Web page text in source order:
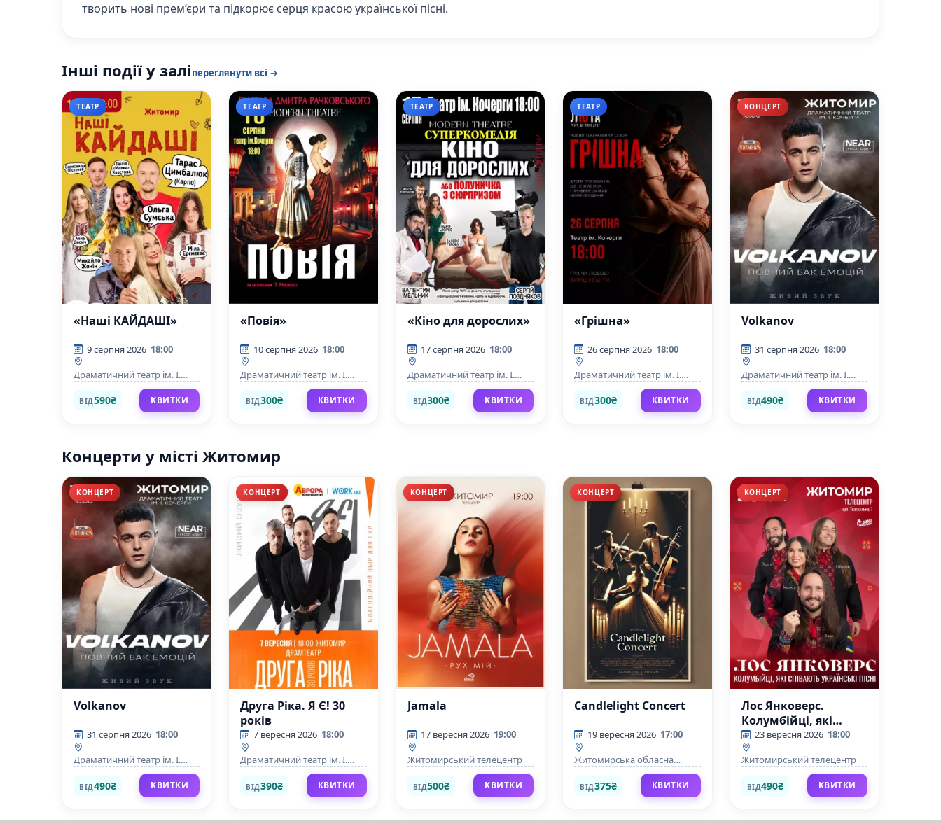
творить нові прем’єри та підкорює серця красою української пісні.
Інші події у заліпереглянути всі →
ТЕАТР
«Наші КАЙДАШІ»
9 серпня 2026 18:00
Драматичний театр ім. І.
ВІД590₴ КВИТКИ
ТЕАТР
«Повія»
10 серпня 2026 18:00
Драматичний театр ім. І.
ВІД300₴ КВИТКИ
ТЕАТР
«Кіно для дорослих»
17 серпня 2026 18:00
Драматичний театр ім. І.
ВІД300₴ КВИТКИ
ТЕАТР
«Грішна»
26 серпня 2026 18:00
Драматичний театр ім. І.
ВІД300₴ КВИТКИ
КОНЦЕРТ
Volkanov
31 серпня 2026 18:00
Драматичний театр ім. І.
ВІД490₴ КВИТКИ
Концерти у місті Житомир
КОНЦЕРТ
Volkanov
31 серпня 2026 18:00
Драматичний театр ім. І.
ВІД490₴ КВИТКИ
КОНЦЕРТ
Друга Ріка. Я Є! 30
років
7 вересня 2026 18:00
Драматичний театр ім. І.
ВІД390₴ КВИТКИ
КОНЦЕРТ
Jamala
17 вересня 2026 19:00
Житомирський телецентр
ВІД500₴ КВИТКИ
КОНЦЕРТ
Candlelight Concert
19 вересня 2026 17:00
Житомирська обласна
філармонія ім. С. Ріхтера
ВІД375₴ КВИТКИ
КОНЦЕРТ
Лос Янковерс.
Колумбійці, які
співають українські
пісні
23 вересня 2026 18:00
Житомирський телецентр
ВІД490₴ КВИТКИ